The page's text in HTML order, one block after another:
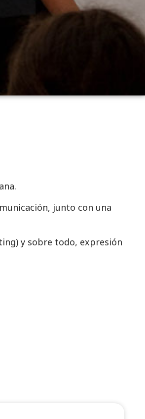
junto con una
y sobre todo, expresión